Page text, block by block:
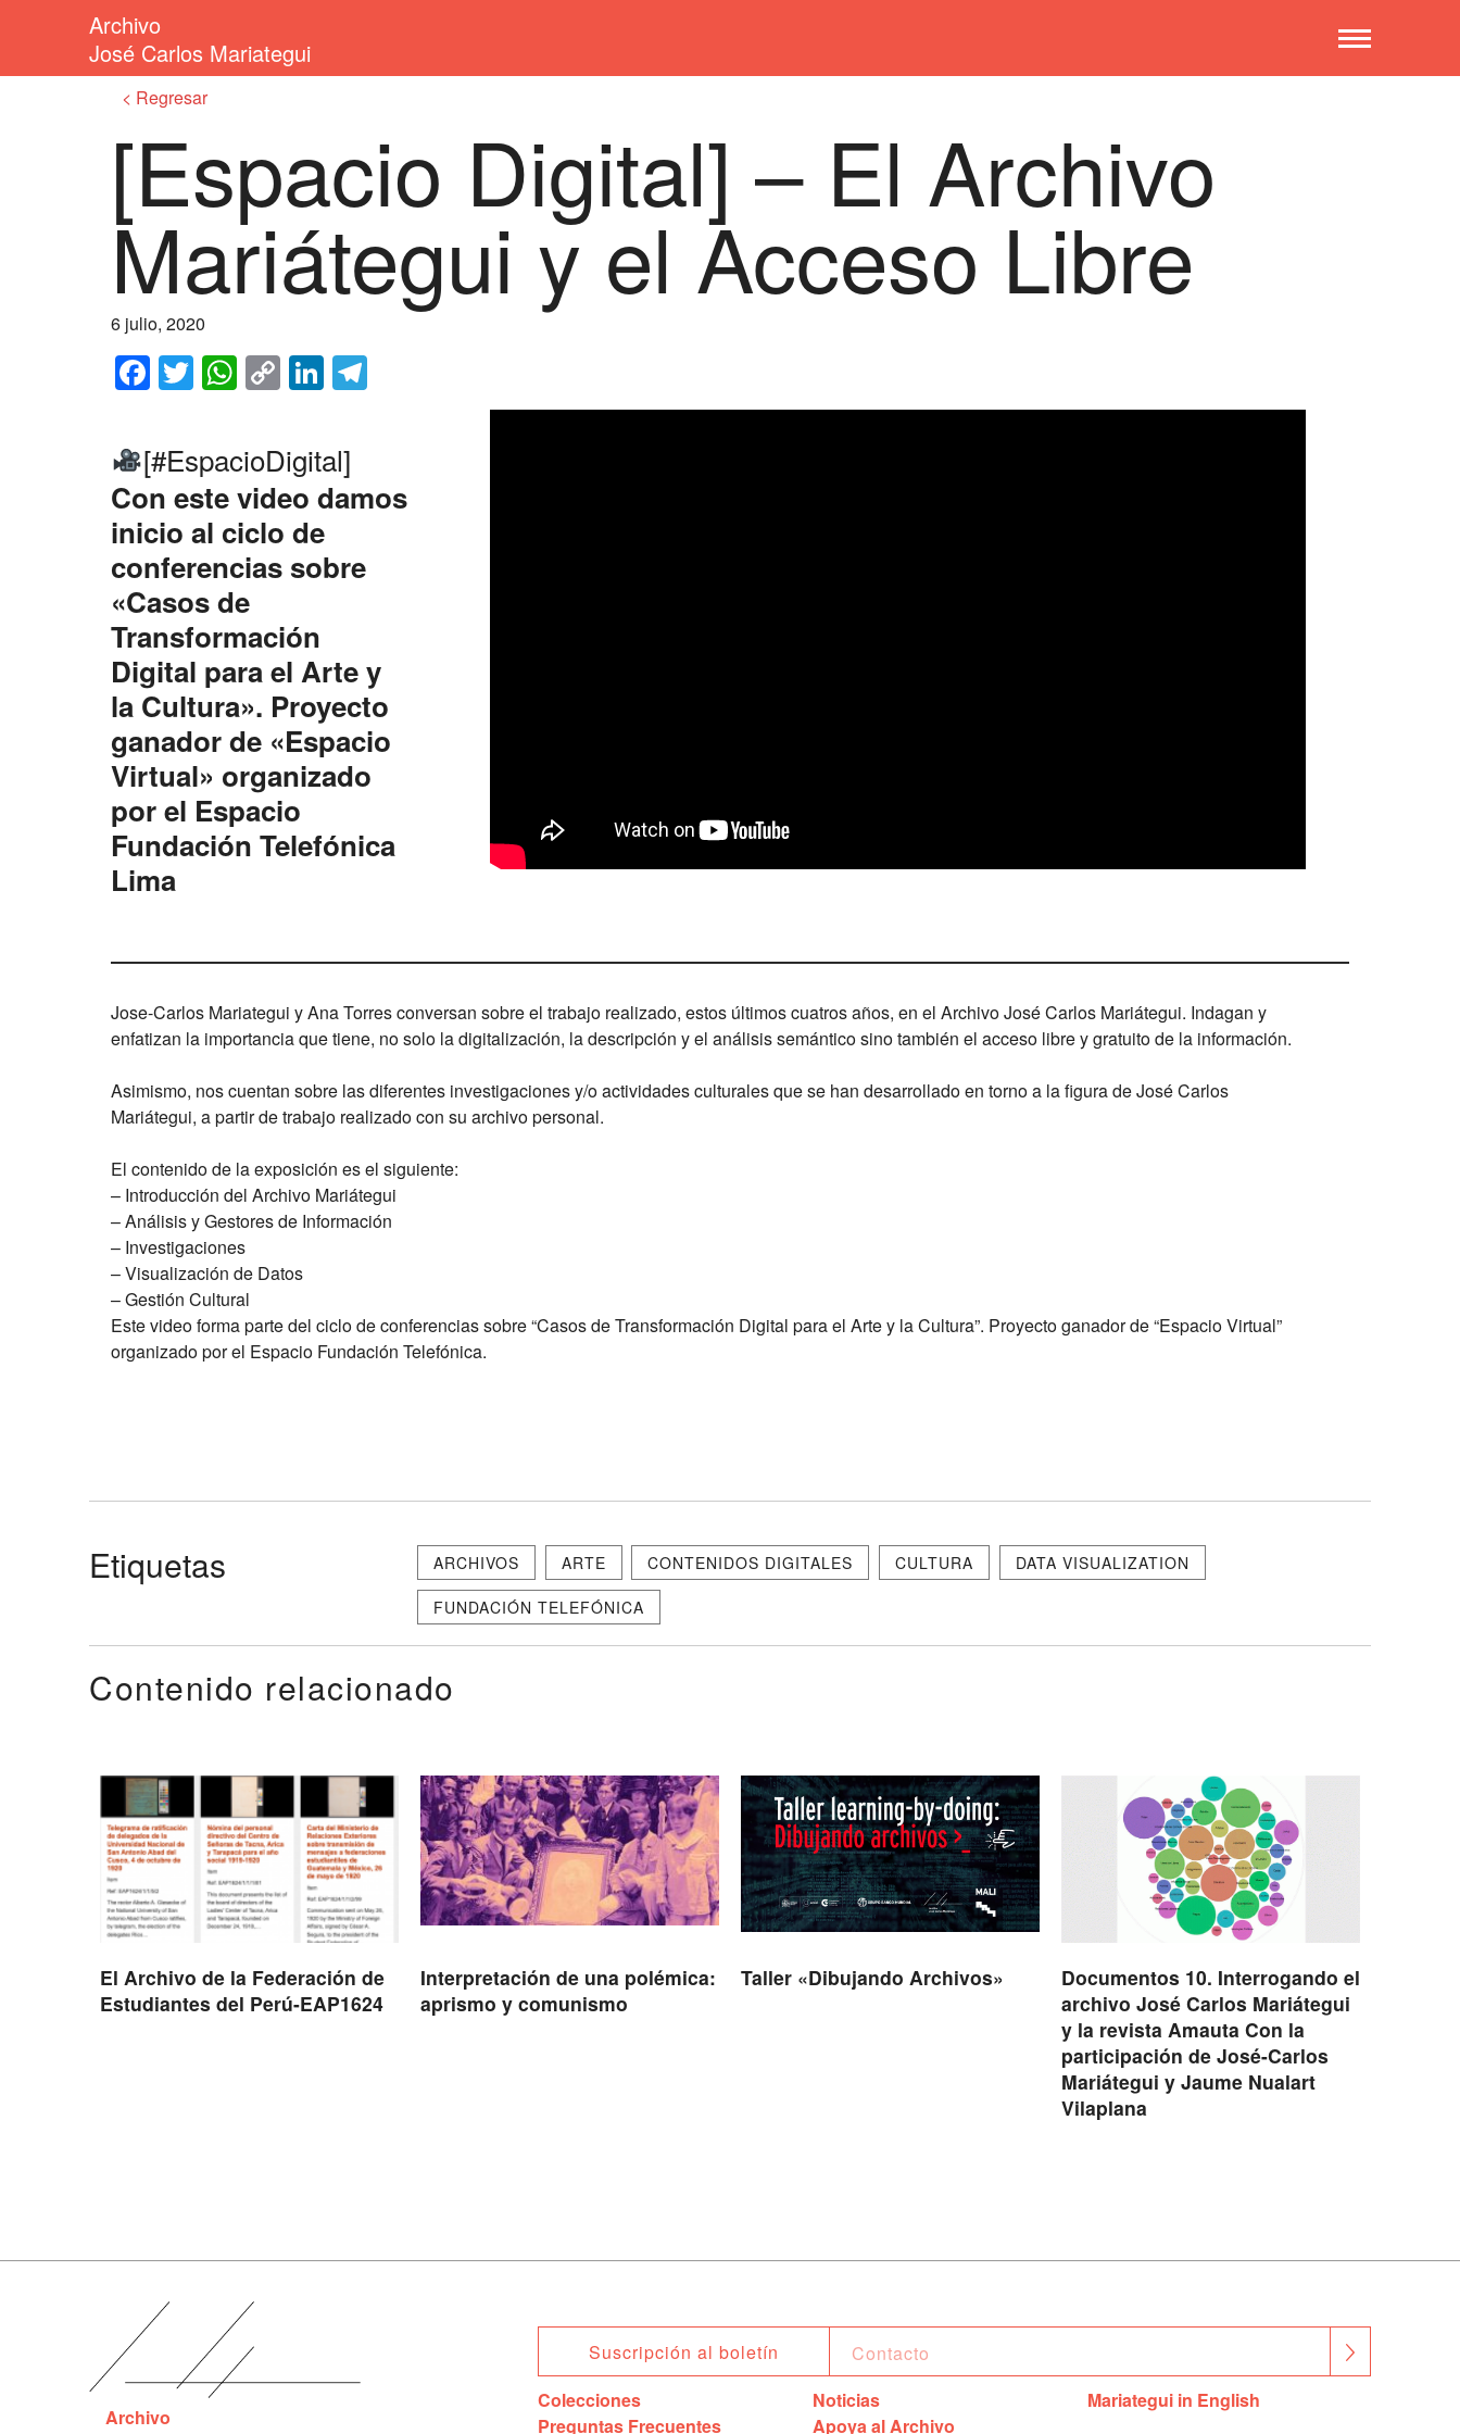
Archivo
José Carlos Mariategui
Regresar
[Espacio Digital] – El Archivo
Mariátegui y el Acceso Libre
6 julio, 2020
Facebook
Twitter
WhatsApp
Copy
Link
LinkedIn
[#EspacioDigital]
Con este video damos
inicio al ciclo de
conferencias sobre
«Casos de
Transformación
Digital para el Arte y
la Cultura». Proyecto
ganador de «Espacio
Virtual» organizado
por el Espacio
Fundación Telefónica
Lima
Jose-Carlos Mariategui y Ana Torres conversan sobre el trabajo realizado, estos últimos cuatros años, en el Archivo José Carlos Mariátegui. Indagan y
enfatizan la importancia que tiene, no solo la digitalización, la descripción y el análisis semántico sino también el acceso libre y gratuito de la información.
Asimismo, nos cuentan sobre las diferentes investigaciones y/o actividades culturales que se han desarrollado en torno a la figura de José Carlos
Mariátegui, a partir de trabajo realizado con su archivo personal.
El contenido de la exposición es el siguiente:
– Introducción del Archivo Mariátegui
– Análisis y Gestores de Información
– Investigaciones
– Visualización de Datos
– Gestión Cultural
Este video forma parte del ciclo de conferencias sobre “Casos de Transformación Digital para el Arte y la Cultura”. Proyecto ganador de “Espacio Virtual”
organizado por el Espacio Fundación Telefónica.
Etiquetas ARCHIVOS ARTE CONTENIDOS DIGITALES CULTURA DATA VISUALIZATION
FUNDACIÓN TELEFÓNICA
Contenido relacionado
El Archivo de la Federación de
Estudiantes del Perú-EAP1624
Interpretación de una polémica:
aprismo y comunismo
Taller «Dibujando Archivos»
Documentos 10. Interrogando el
archivo José Carlos Mariátegui
y la revista Amauta Con la
participación de José-Carlos
Mariátegui y Jaume Nualart
Vilaplana
Archivo
Suscripción al boletín
Colecciones
Preguntas Frecuentes
Noticias
Apoya al Archivo
Mariategui in English